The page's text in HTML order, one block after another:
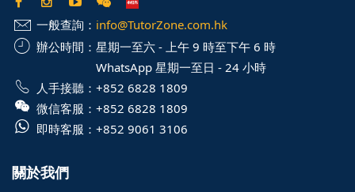
一般查詢： info@TutorZone.com.hk
辦公時間： 星期一至六 - 上午 9 時至下午 6 時
WhatsApp 星期一至日 - 24 小時
人手接聽： +852 6828 1809
微信客服： +852 6828 1809
即時客服： +852 9061 3106
關於我們